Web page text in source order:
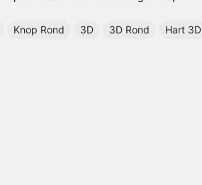
Knop Rond 3D 3D Rond Hart 3D